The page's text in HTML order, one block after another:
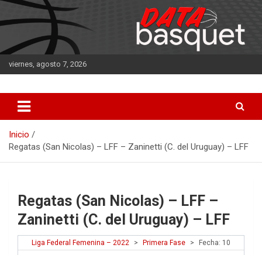
Saltar
al
contenido
viernes, agosto 7, 2026
DATA Basquet
Inicio
Regatas (San Nicolas) – LFF – Zaninetti (C. del Uruguay) – LFF
Regatas (San Nicolas) – LFF –
Zaninetti (C. del Uruguay) – LFF
Liga Federal Femenina – 2022 > Primera Fase > Fecha: 10